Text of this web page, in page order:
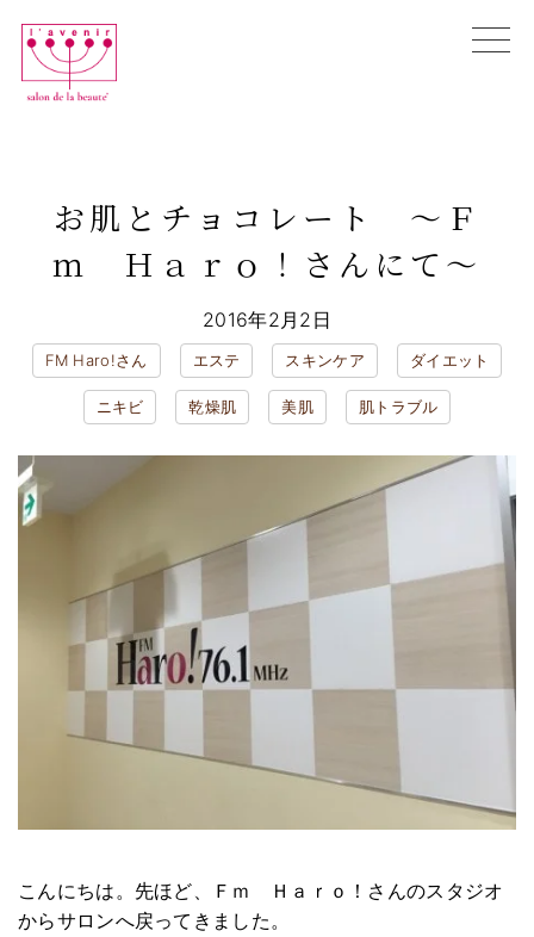
content
全ての施術メニュー お悩み別メニュー
ブログ 店舗情報
オンラインカウンセリング
WEB予約
お肌とチョコレート ～Ｆ
ｍ Ｈａｒｏ！さんにて～
2016年2月2日
FM Haro!さん エステ スキンケア ダイエット
ニキビ 乾燥肌 美肌 肌トラブル
こんにちは。先ほど、Ｆｍ Ｈａｒｏ！さんのスタジオ
からサロンへ戻ってきました。